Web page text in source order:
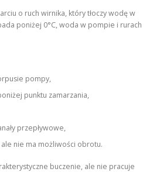
o ruch wirnika, który tłoczy wodę w
poniżej 0°C, woda w pompie i rurach
pompy,
punktu zamarzania,
przepływowe,
nie ma możliwości obrotu.
buczenie, ale nie pracuje